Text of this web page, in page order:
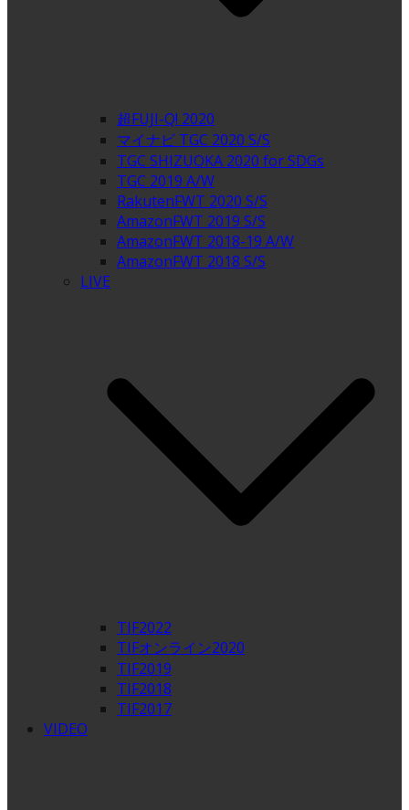
超FUJI-Q! 2020
マイナビ TGC 2020 S/S
TGC SHIZUOKA 2020 for SDGs
TGC 2019 A/W
RakutenFWT 2020 S/S
AmazonFWT 2019 S/S
AmazonFWT 2018-19 A/W
AmazonFWT 2018 S/S
LIVE
TIF2022
TIFオンライン2020
TIF2019
TIF2018
TIF2017
VIDEO